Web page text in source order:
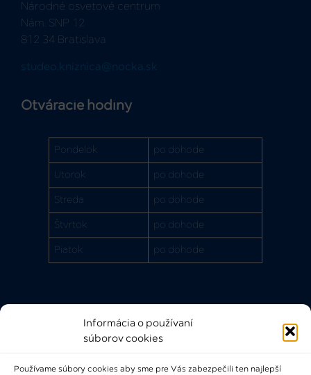
Informácia o používaní
súborov cookies
Používame súbory cookies aby sme pre Vás zabezpečili ten najlepší
Národné osvetové centrum
Nám. SNP 12
812 34 Bratislava
studeo.kniznica@nocka.sk
Otváracie hodiny
Pondelok po dohode
Utorok po dohode
Streda po dohode
Štvrtok po dohode
Piatok po dohode
Rýchle odkazy